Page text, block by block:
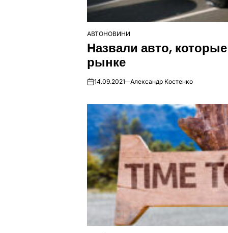
ОПУБЛІКУВАТИ
У
АВТОНОВИНИ
Назвали авто,
рынке
on14.09.2021 Александр Костенко